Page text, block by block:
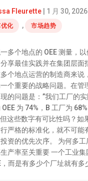
Fleurette| 1 月 30, 2026|
化 , 市场趋势
多个地点的 OEE 测量，
享最佳实践并在集团层面
个地点运营的制造商来说
个重要的战略问题。在管
的问题是：”我们工厂的
OEE 为 74%，B 工厂为
这些数字有可比性吗？如
严格的标准化，就不可能
资的优先次序。 为何多工
产率至关重要 一个工业
，而是有多少个厂址就有多